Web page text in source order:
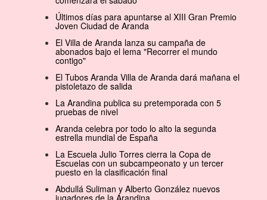
Últimos días para apuntarse al XIII Gran Premio
Joven Ciudad de Aranda
El Villa de Aranda lanza su campaña de
abonados bajo el lema "Recorrer el mundo
contigo"
El Tubos Aranda Villa de Aranda dará mañana el
pistoletazo de salida
La Arandina publica su pretemporada con 5
pruebas de nivel
Aranda celebra por todo lo alto la segunda
estrella mundial de España
La Escuela Julio Torres cierra la Copa de
Escuelas con un subcampeonato y un tercer
puesto en la clasificación final
Abdullá Suliman y Alberto González nuevos
jugadores de la Arandina